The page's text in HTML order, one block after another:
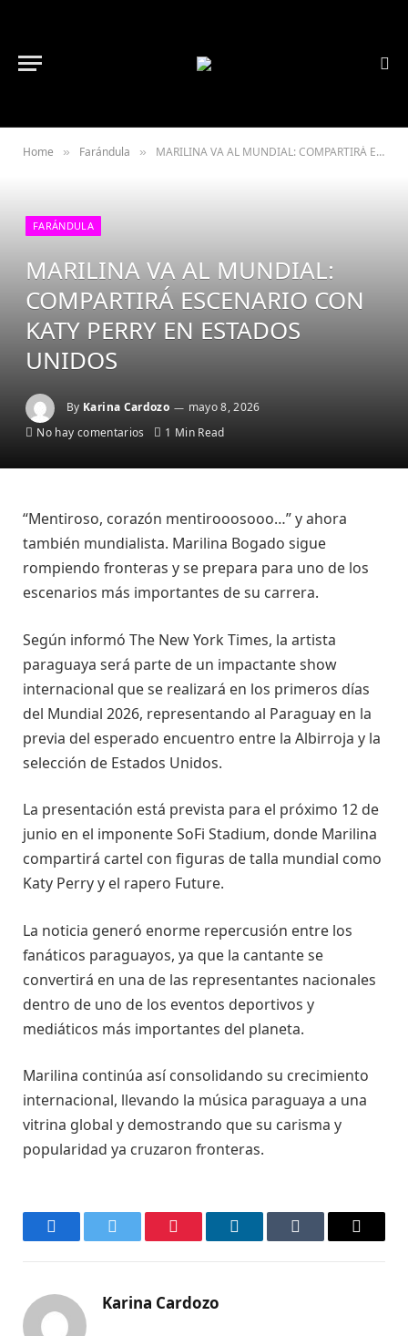
Home » Farándula » MARILINA VA AL MUNDIAL: COMPARTIRÁ ESCENARIO CON KATY PERRY EN ESTADOS UNIDOS
FARÁNDULA
MARILINA VA AL MUNDIAL:
COMPARTIRÁ ESCENARIO CON
KATY PERRY EN ESTADOS
UNIDOS
By Karina Cardozo
mayo 8, 2026
No hay comentarios
1 Min Read
“Mentiroso, corazón mentirooosooo…” y ahora
también mundialista. Marilina Bogado sigue
rompiendo fronteras y se prepara para uno de los
escenarios más importantes de su carrera.
Según informó The New York Times, la artista
paraguaya será parte de un impactante show
internacional que se realizará en los primeros días
del Mundial 2026, representando al Paraguay en la
previa del esperado encuentro entre la Albirroja y la
selección de Estados Unidos.
La presentación está prevista para el próximo 12 de
junio en el imponente SoFi Stadium, donde Marilina
compartirá cartel con figuras de talla mundial como
Katy Perry y el rapero Future.
La noticia generó enorme repercusión entre los
fanáticos paraguayos, ya que la cantante se
convertirá en una de las representantes nacionales
dentro de uno de los eventos deportivos y
mediáticos más importantes del planeta.
Marilina continúa así consolidando su crecimiento
internacional, llevando la música paraguaya a una
vitrina global y demostrando que su carisma y
popularidad ya cruzaron fronteras.
FacebookTwitter Pinterest LinkedInTumblr Email
Karina Cardozo